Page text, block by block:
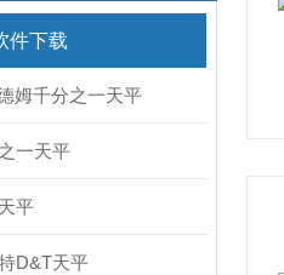
件下载
姆千分之一天平
一天平
平
D&T天平